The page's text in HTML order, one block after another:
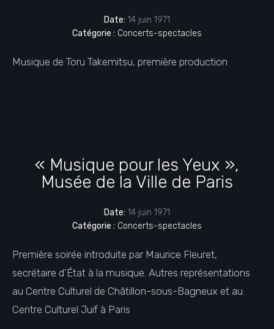
Date: 14 juin 1971
Catégorie : Concerts-spectacles
Musique de Toru Takemitsu, première production
« Musique pour les Yeux »,
Musée de la Ville de Paris
Date: 14 juin 1971
Catégorie : Concerts-spectacles
Première soirée introduite par Maurice Fleuret,
secrétaire d’État à la musique. Autres représentations
au Centre Culturel de Châtillon-sous-Bagneux et au
Centre Culturel Juif à Paris